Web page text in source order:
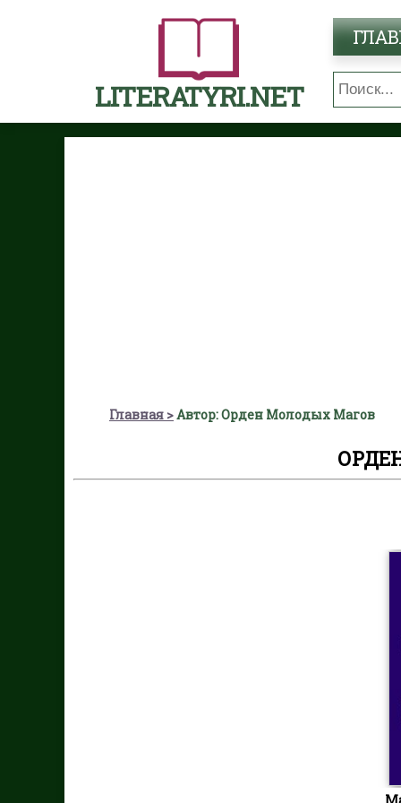
LITERATYRI.NET
Главная Автор: Орден Молодых Магов